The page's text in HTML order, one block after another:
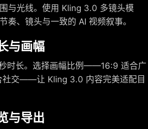
与光线。使用 Kling 3.0 多镜头模
奏、镜头与一致的 AI 视频叙事。
与画幅
时长。选择画幅比例——16:9 适合广
社交——让 Kling 3.0 内容完美适配目
与导出